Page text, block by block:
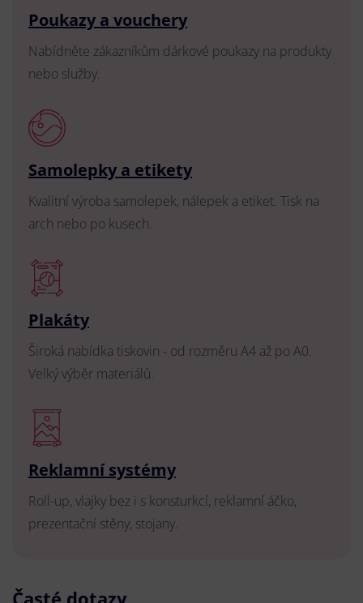
Poukazy a vouchery
Nabídněte zákazníkům dárkové poukazy na produkty
nebo služby.
Samolepky a etikety
Kvalitní výroba samolepek, nálepek a etiket. Tisk na
arch nebo po kusech.
Plakáty
Široká nabídka tiskovin - od rozměru A4 až po A0.
Velký výběr materiálů.
Reklamní systémy
Roll-up, vlajky bez i s konsturkcí, reklamní áčko,
prezentační stěny, stojany.